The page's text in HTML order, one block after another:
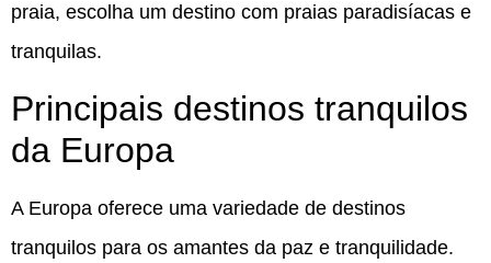
praia, escolha um destino com praias paradisíacas e
tranquilas.
Principais destinos tranquilos
da Europa
A Europa oferece uma variedade de destinos
tranquilos para os amantes da paz e tranquilidade.